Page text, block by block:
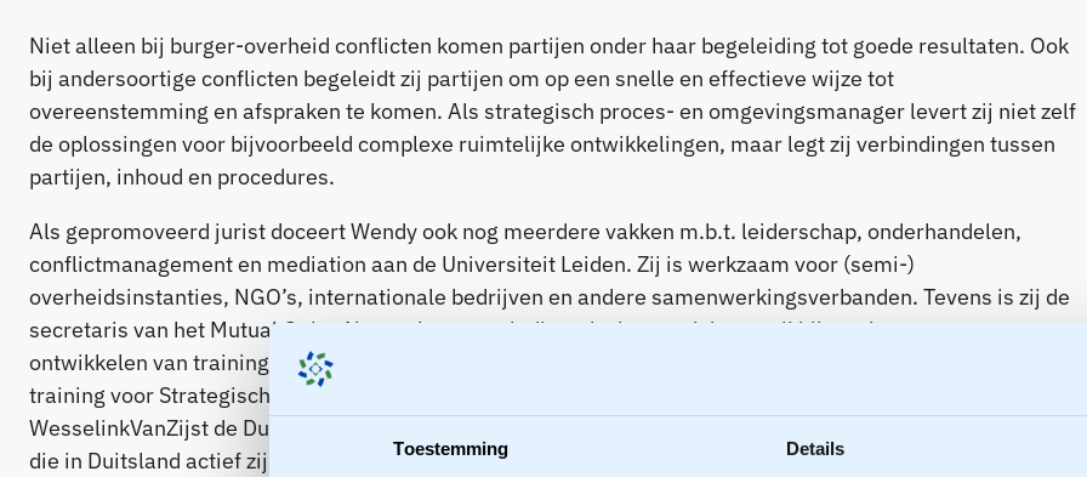
Toestemming Details
Niet alleen bij burger-overheid conflicten komen partijen onder haar begeleiding tot goede resultaten. Ook
bij andersoortige conflicten begeleidt zij partijen om op een snelle en effectieve wijze tot
overeenstemming en afspraken te komen. Als strategisch proces- en omgevingsmanager levert zij niet zelf
de oplossingen voor bijvoorbeeld complexe ruimtelijke ontwikkelingen, maar legt zij verbindingen tussen
partijen, inhoud en procedures.
Als gepromoveerd jurist doceert Wendy ook nog meerdere vakken m.b.t. leiderschap, onderhandelen,
conflictmanagement en mediation aan de Universiteit Leiden. Zij is werkzaam voor (semi-)
overheidsinstanties, NGO’s, internationale bedrijven en andere samenwerkingsverbanden. Tevens is zij de
secretaris van het Mutual Gains Netwerk en vanuit dit gedachtegoed draagt zij bij aan het geven en
ontwikkelen van trainingen van WesselinkVanZijst. Samen met
training voor Strategisches Umfeld Management (SUM) ontwikkeld. Met ingang van 2023 biedt
WesselinkVanZijst de Duitstalige SOM-basistraining aan zowel in Duitsland als voor Nederlandse bedrijven
die in Duitsland actief zijn.